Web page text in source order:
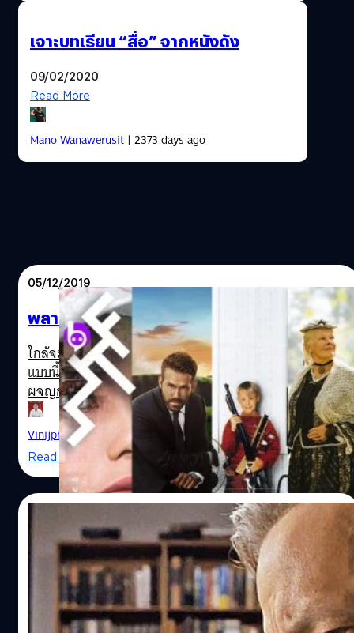
เจาะบทเรียน “สื่อ” จากหนังดัง
09/02/2020
Read More
Mano Wanawerusit| 2373 days ago
Netflix December
05/12/2019
พลาดไม่ได้!…รวมหนังดี Netflix ธันวานี้
ใกล้จะสิ้นปีในเดือนธันวาคมที่มีวันหยุดเยอะเป็นปกติอยู่แล้ว
แบบนี้ หลายคนที่อยากอยู่บ้านชิล ๆ ไม่อยากเดินทางออกไป
ผจญกับคนเยอะรถแยะ หรือบางคนที่จำเป็นต้องเดินทาง ก็
อาจอยากใช้เวลาบนรถติดอันยาวนานไปกับหนังสักเรื่องสอง
เรื่อง (สำหรับคนที่ไม่ถนัดดูซีรีส์ยาว ๆ และอยากดูแบบ 2
ชั่วโมงจบเรื่องได้เลย) วันนี้ What The Fact จะเอาหนังน่าดูที่
เข้าสตรีมมิงอย่าง Netflix ในเดือนธันวาคม ปี 2019 มาแนะนำ
พร้อมกับบอกเหตุผลว่า ทำไมจะต้องดูหนังเรื่องนี้ ในช่วง
เทศกาลแห่งความอบอุ่นหัวใจ เฉลิมฉลองความสุขร่วมกันกับ
คนรัก เพื่อนสนิท และครอบครัว Home Alone (1990) ดูได้
ตั้งแต่: 1 ธันวาคม ผู้กำกับ: Chris Columbus (Harry Potter 1-
2, Mrs. Doubtfire, Stepmom, I Love You, Beth Cooper)
นักแสดง: Macaulay Culkin, Joe Pesci (The Irishman),
Catherine…
Vinijphat Kanyapong | 2439 days ago
Read More
ตัวอย่างแรก The Post: ดราม่าหวังรางวัล
ของ สตีเวน สปีลเบิร์ก, ทอม แฮงส์ และ เมอรีล
20th Century Fox ได้เปิดเผยตัวอย่างแรกของ The Post อีก
หนึ่งภาพยนตร์ดราม่าหวังชิงรางวัลออสการ์เรื่องล่าสุดของ